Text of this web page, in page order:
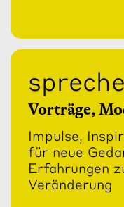
Vorträge,
Impulse,
für neue
Erfahrungen
Veränderung